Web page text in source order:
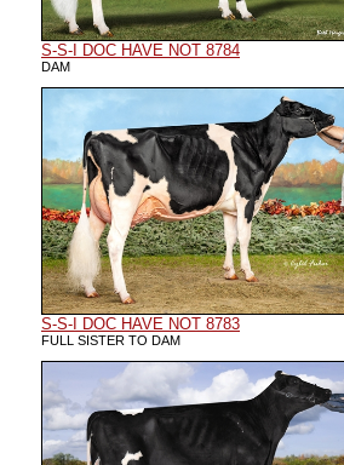
S-S-I DOC HAVE NOT 8784
DAM
S-S-I DOC HAVE NOT 8783
FULL SISTER TO DAM